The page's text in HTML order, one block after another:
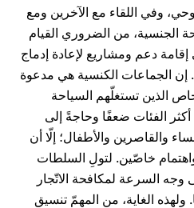
وفي اللقاء مع الآخرين ومع
الجنسية، من الضروري القيام
إقامة دعم ومشاريع لإعادة إدماج
إن الجماعات الكنسية هي مدعوة
الذين تستغلّهم السياحة
الفئات ضعفًا وحاجةً إلى
والقاصرين والأطفال؛ إلّا أن
خاصّين. لتولِ السلطات
وجه السرعة لمكافحة الاتّجار
ولهذه الغاية، من المهمّ تنسيق